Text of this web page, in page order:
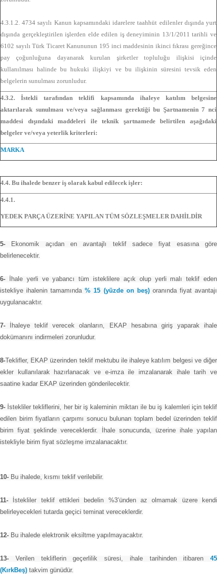
4.3.1.2. 4734 sayılı Kanun kapsamındaki idarelere taahhüt edilenler dışında yurt
dışında gerçekleştirilen işlerden elde edilen iş deneyiminin 13/1/2011 tarihli ve
6102 sayılı Türk Ticaret Kanununun 195 inci maddesinin ikinci fıkrası gereğince
pay çoğunluğuna dayanarak kurulan şirketler topluluğu ilişkisi içinde
kullanılması halinde bu hukuki ilişkiyi ve bu ilişkinin süresini tevsik eden
belgelerin sunulması zorunludur.
4.3.2. İstekli tarafından teklifi kapsamında ihaleye katılım belgesine
aktarılarak sunulması ve/veya sağlanması gerektiği bu Şartnamenin 7 nci
maddesi dışındaki maddeleri ile teknik şartnamede belirtilen aşağıdaki
belgeler ve/veya yeterlik kriterleri:
MARKA
4.4. Bu ihalede benzer iş olarak kabul edilecek işler:
4.4.1.
YEDEK PARÇA ÜZERİNE YAPILAN TÜM SÖZLEŞMELER DAHİLDİR
5- Ekonomik açıdan en avantajlı teklif sadece fiyat esasına göre
belirlenecektir.
6- İhale yerli ve yabancı tüm isteklilere açık olup yerli malı teklif eden
istekliye ihalenin tamamında% 15 (yüzde on beş) oranında fiyat avantajı
uygulanacaktır.
7- İhaleye teklif verecek olanların, EKAP hesabına giriş yaparak ihale
dokümanını indirmeleri zorunludur.
8-Teklifler, EKAP üzerinden teklif mektubu ile ihaleye katılım belgesi ve diğer
ekler kullanılarak hazırlanacak ve e-imza ile imzalanarak ihale tarih ve
saatine kadar EKAP üzerinden gönderilecektir.
9- İstekliler tekliflerini, her bir iş kaleminin miktarı ile bu iş kalemleri için teklif
edilen birim fiyatların çarpımı sonucu bulunan toplam bedel üzerinden teklif
birim fiyat şeklinde vereceklerdir. İhale sonucunda, üzerine ihale yapılan
istekliyle birim fiyat sözleşme imzalanacaktır.
10- Bu ihalede, kısmı teklif verilebilir.
11- İstekliler teklif ettikleri bedelin %3’ünden az olmamak üzere kendi
belirleyecekleri tutarda geçici teminat vereceklerdir.
12- Bu ihalede elektronik eksiltme yapılmayacaktır.
13- Verilen tekliflerin geçerlilik süresi, ihale tarihinden itibaren 45
(KırkBeş) takvim günüdür.